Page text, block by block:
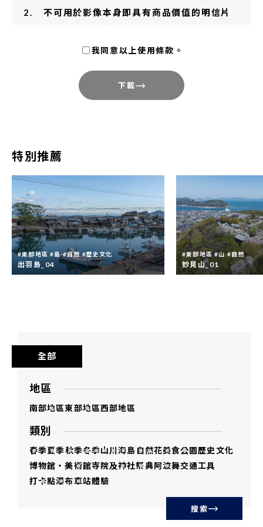
不可用於影像本身即具有商品價值的明信片
使用本影集内影像製作的成果物，請寄送樣
刊一份至條款末的聯絡地址。 ※於網路媒體
使用時，請告知網址。於報刊及電視使用
時，請告知登載或放映日期。
為，請在必要範圍内進行，不得作與本縣觀
光振興宗旨無關之改動。
本影集内所有影像，著作權屬於德島縣或著
作權人本人。同意影像素材用於1.之目的不
代表放棄影像之著作權。
連、與犯罪行為關連之用途及其他違法用
途。
未經加工或經二次加工之本影集内影像，不
得向第三者販賣、分發、轉讓、借出、發
複製及下載本影集内影像，即表示同意本使
用條款。
使用本影集内影像的風險須由使用者自行承
擔。德島縣不為使用本影集内影像所招致的
我同意以上使用條款。
下載
特別推薦
#東部地區 #島 #自然 #歷史文化
出羽島_04
#東部地區 #山 #自然
妙見山_01
全部
地區
南部地區東部地區西部地區
類別
春季夏季秋季冬季山川海島 自然花美食公園歷史文化
博物館・美術館寺院及神社祭典阿波舞交通工具
打卡點瀑布車站體驗
搜索